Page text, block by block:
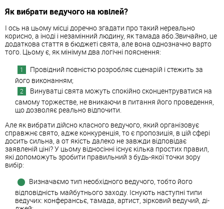
Як вибрати ведучого на ювілей?
І ось на цьому місці доречно згадати про такий нереально
корисно, а іноді і незамінний людину, як тамада або.Звичайно, це
додаткова стаття в бюджеті свята, але вона однозначно варто
того. Цьому є, як мінімум два логічні пояснення:
Провідний повністю розробляє сценарій і стежить за
його виконанням;
Винуватці свята можуть спокійно сконцентруватися на
самому торжестве, не вникаючи в питання його проведення,
що дозволяє реально відпочити.
Але як вибрати дійсно класного ведучого, який організовує
справжнє свято, адже конкуренція, то є пропозиція, в цій сфері
досить сильна, а от якість далеко не завжди відповідає
заявленій ціні? У цьому відносінні існує кілька простих правил,
які допоможуть зробити правильний з будь-якої точки зору
вибір:
Визначаємо тип необхідного ведучого, тобто його
відповідність майбутнього заходу. Існують наступні типи
ведучих: конферансьє, тамада, артист, зірковий ведучий, ді-